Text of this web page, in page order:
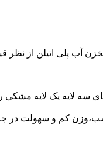
آب پلی اتیلن از نظر
لایه یک لایه مشکی
کم و سهولت در